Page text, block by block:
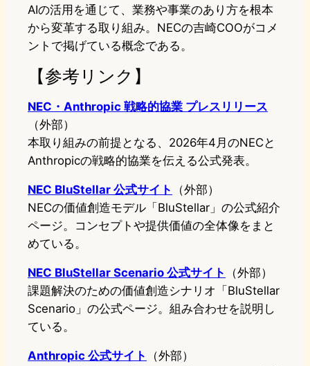
AIの活用を通じて、業務や事業のあり方を根本
から変革する取り組み。NECの吉崎COOがコメ
ントで掲げている概念である。
【参考リンク】
NEC・Anthropic 戦略的協業 プレスリリース
（外部）
本取り組みの前提となる、2026年4月のNECと
Anthropicの戦略的協業を伝える公式発表。
NEC BluStellar 公式サイト
（外部）
NECの価値創造モデル「BluStellar」の公式紹介
ページ。コンセプトや提供価値の全体像をまと
めている。
NEC BluStellar Scenario 公式サイト
（外部）
課題解決のための価値創造シナリオ「BluStellar
Scenario」の公式ページ。組み合わせを説明し
ている。
Anthropic 公式サイト
（外部）